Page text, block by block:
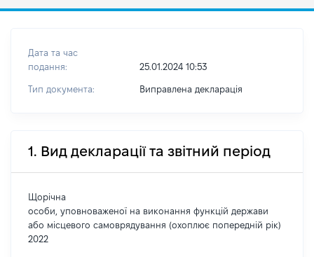
Дата та час
подання:
25.01.2024 10:53
Тип документа: Виправлена декларація
1. Вид декларації та звітний період
Щорічна
особи, уповноваженої на виконання функцій держави
або місцевого самоврядування (охоплює попередній рік)
2022